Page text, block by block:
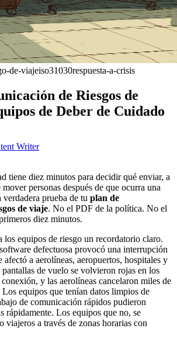
de-viajeiso31030respuesta-a-crisis
de Riesgos de
de Deber de Cuidado
Writer
tiene diez minutos para decidir qué enviar, a
personas después de que ocurra una
prueba de tu plan de
de viaje. No el PDF de la política. No el
diez minutos.
los equipos de riesgo un recordatorio claro.
defectuosa provocó una interrupción
a aerolíneas, aeropuertos, hospitales y
pantallas de vuelo se volvieron rojas en los
y las aerolíneas cancelaron miles de
equipos que tenían datos limpios de
de comunicación rápidos pudieron
rápidamente. Los equipos que no, se
viajeros a través de zonas horarias con